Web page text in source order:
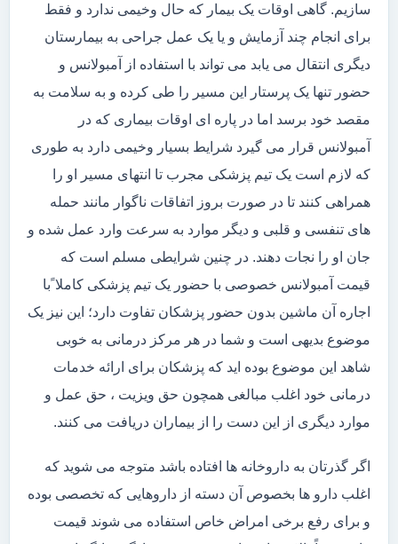
سازیم. گاهی اوقات یک بیمار که حال وخیمی ندارد و فقط
برای انجام چند آزمایش و یا یک عمل جراحی به بیمارستان
دیگری انتقال می یابد می تواند با استفاده از آمبولانس و
حضور تنها یک پرستار این مسیر را طی کرده و به سلامت به
مقصد خود برسد اما در پاره ای اوقات بیماری که در
آمبولانس قرار می گیرد شرایط بسیار وخیمی دارد به طوری
که لازم است یک تیم پزشکی مجرب تا انتهای مسیر او را
همراهی کنند تا در صورت بروز اتفاقات ناگوار مانند حمله
های تنفسی و قلبی و دیگر موارد به سرعت وارد عمل شده و
جان او را نجات دهند. در چنین شرایطی مسلم است که
قیمت آمبولانس خصوصی با حضور یک تیم پزشکی کاملا ًبا
اجاره آن ماشین بدون حضور پزشکان تفاوت دارد؛ این نیز یک
موضوع بدیهی است و شما در هر مرکز درمانی به خوبی
شاهد این موضوع بوده اید که پزشکان برای ارائه خدمات
درمانی خود اغلب مبالغی همچون حق ویزیت ، حق عمل و
موارد دیگری از این دست را از بیماران دریافت می کنند.
اگر گذرتان به داروخانه ها افتاده باشد متوجه می شوید که
اغلب دارو ها بخصوص آن دسته از داروهایی که تخصصی بوده
و برای رفع برخی امراض خاص استفاده می شوند قیمت